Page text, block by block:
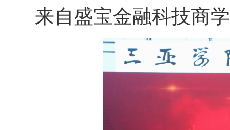
来自盛宝金融科技商